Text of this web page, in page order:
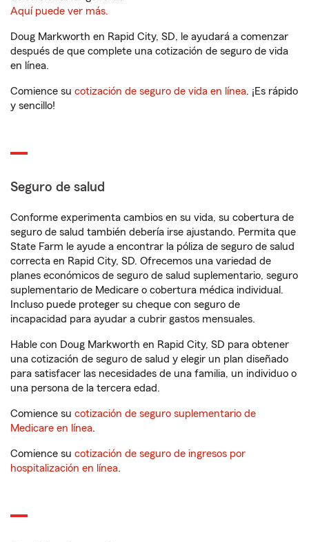
Aquí puede ver más.
Doug Markworth en Rapid City, SD, le ayudará a comenzar
después de que complete una cotización de seguro de vida
en línea.
Comience su cotización de seguro de vida en línea. ¡Es rápido
y sencillo!
Seguro de salud
Conforme experimenta cambios en su vida, su cobertura de
seguro de salud también debería irse ajustando. Permita que
State Farm le ayude a encontrar la póliza de seguro de salud
correcta en Rapid City, SD. Ofrecemos una variedad de
planes económicos de seguro de salud suplementario, seguro
suplementario de Medicare o cobertura médica individual.
Incluso puede proteger su cheque con seguro de
incapacidad para ayudar a cubrir gastos mensuales.
Hable con Doug Markworth en Rapid City, SD para obtener
una cotización de seguro de salud y elegir un plan diseñado
para satisfacer las necesidades de una familia, un individuo o
una persona de la tercera edad.
Comience su cotización de seguro suplementario de
Medicare en línea.
Comience su cotización de seguro de ingresos por
hospitalización en línea.